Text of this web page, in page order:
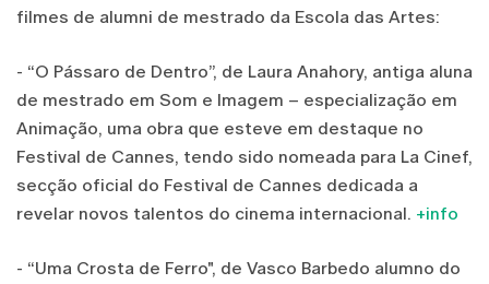
filmes de alumni de mestrado da Escola das Artes:
- “O Pássaro de Dentro”, de Laura Anahory, antiga aluna
de mestrado em Som e Imagem – especialização em
Animação, uma obra que esteve em destaque no
Festival de Cannes, tendo sido nomeada para La Cinef,
secção oficial do Festival de Cannes dedicada a
revelar novos talentos do cinema internacional. +info
- “Uma Crosta de Ferro", de Vasco Barbedo alumno do